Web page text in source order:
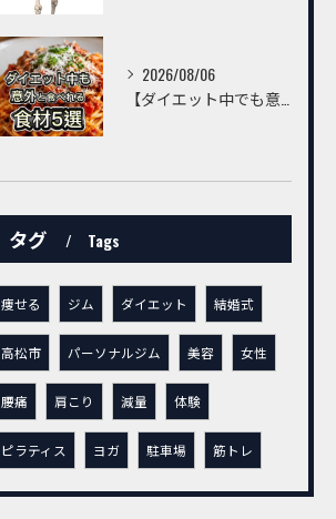
2026/08/06
タグ Tags
痩せる ジム ダイエット 結婚式
高松市 パーソナルジム 美容 女性
腰痛 肩こり 減量 体験
ピラティス ヨガ 駐車場 筋トレ